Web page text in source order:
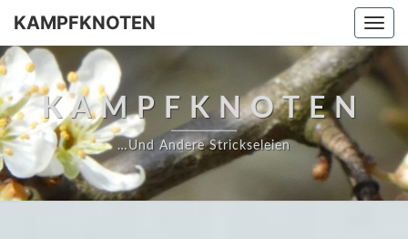
Skip
content
KAMPFKNOTEN
KAMPFKNOTEN
…und Andere Strickseleien